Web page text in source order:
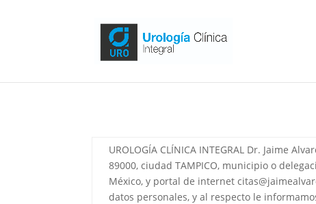
UROLOGÍA CLÍNICA INTEGRAL Dr. Jaime
89000, ciudad TAMPICO, municipio o
México, y portal de internet
datos personales, y al respecto le